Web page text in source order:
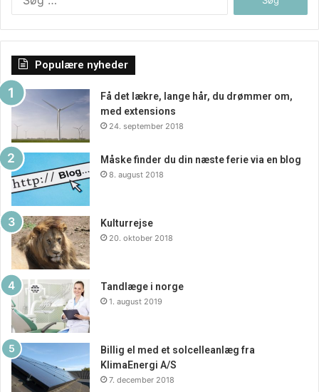
Populære nyheder
Få det lækre, lange hår, du drømmer om,
med extensions
24. september 2018
Måske finder du din næste ferie via en blog
8. august 2018
Kulturrejse
20. oktober 2018
Tandlæge i norge
1. august 2019
Billig el med et solcelleanlæg fra
KlimaEnergi A/S
7. december 2018